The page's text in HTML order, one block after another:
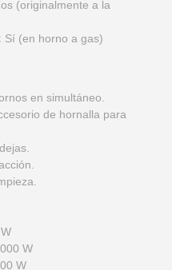
(originalmente a la
Sí (en horno a gas)
en simultáneo.
de hornalla para
W
W